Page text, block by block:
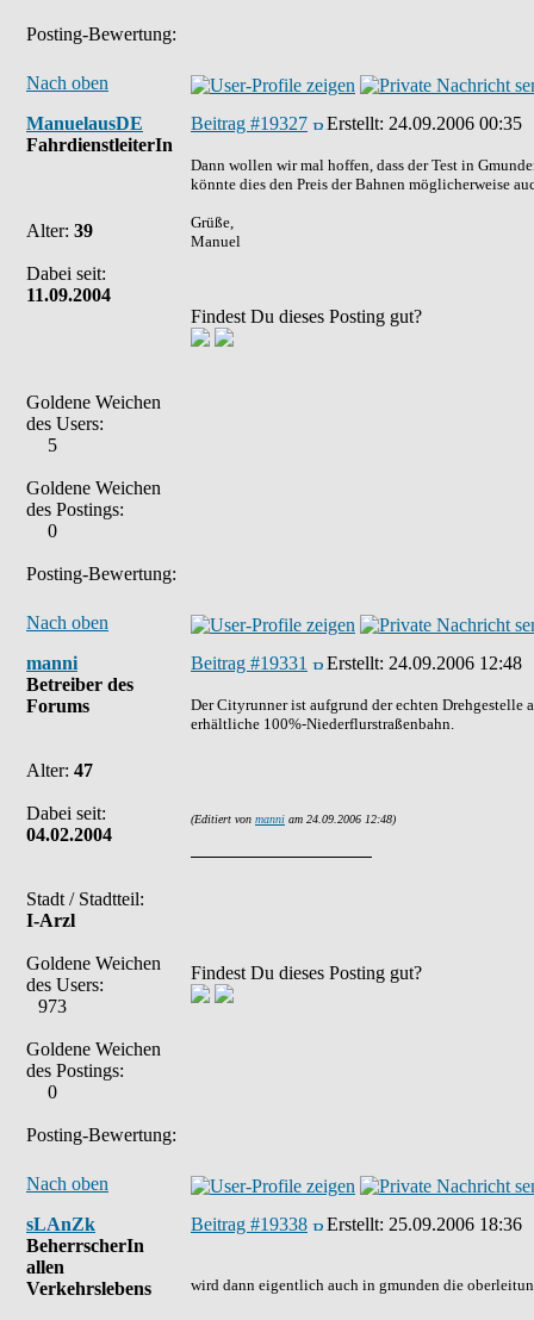
Posting-Bewertung:
Nach oben
ManuelausDE
FahrdienstleiterIn
Alter: 39
Dabei seit:
11.09.2004
Goldene Weichen
des Users:
5
Goldene Weichen
des Postings:
0
Posting-Bewertung:
Beitrag #19327 Erstellt: 24.09.2006 00:35
Dann wollen wir mal hoffen, dass der Test in
könnte dies den Preis der Bahnen möglicherweise
Grüße,
Manuel
Findest Du dieses Posting gut?
Nach oben
manni
Betreiber des
Forums
Alter: 47
Dabei seit:
04.02.2004
Stadt / Stadtteil:
I-Arzl
Goldene Weichen
des Users:
973
Goldene Weichen
des Postings:
0
Posting-Bewertung:
Beitrag #19331 Erstellt: 24.09.2006 12:48
Der Cityrunner ist aufgrund der echten Drehgestelle
erhältliche 100%-Niederflurstraßenbahn.
(Editiert von manni am 24.09.2006 12:48)
Findest Du dieses Posting gut?
Nach oben
sLAnZk
BeherrscherIn
allen
Verkehrslebens
Beitrag #19338 Erstellt: 25.09.2006 18:36
wird dann eigentlich auch in gmunden die